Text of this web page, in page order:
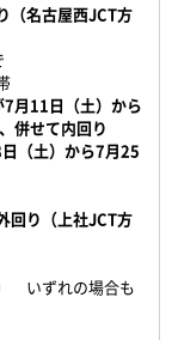
名古屋西JCT方
月11日（土）から
併せて内回り
（土）から7月25
り（上社JCT方
いずれの場合も